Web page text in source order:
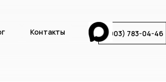
8(903) 783-04-46
Контакты